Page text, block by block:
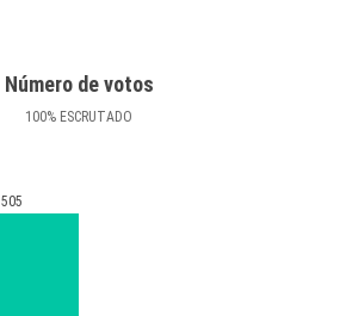
Número de votos
100% ESCRUTADO
505